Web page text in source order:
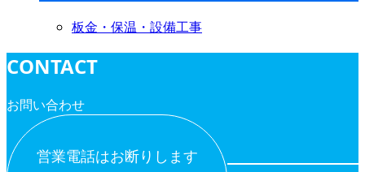
板金・保温・設備工事
CONTACT
お問い合わせ
営業電話はお断りします